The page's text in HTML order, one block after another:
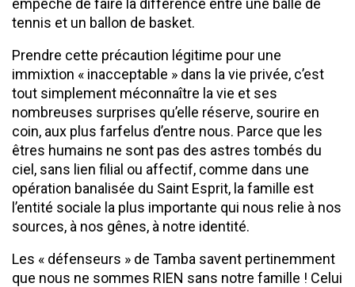
tennis et un ballon de basket.
Prendre cette précaution légitime pour une
immixtion « inacceptable » dans la vie privée, c’est
tout simplement méconnaître la vie et ses
nombreuses surprises qu’elle réserve, sourire en
coin, aux plus farfelus d’entre nous. Parce que les
êtres humains ne sont pas des astres tombés du
ciel, sans lien filial ou affectif, comme dans une
opération banalisée du Saint Esprit, la famille est
l’entité sociale la plus importante qui nous relie à nos
sources, à nos gênes, à notre identité.
Les « défenseurs » de Tamba savent pertinemment
que nous ne sommes RIEN sans notre famille ! Celui